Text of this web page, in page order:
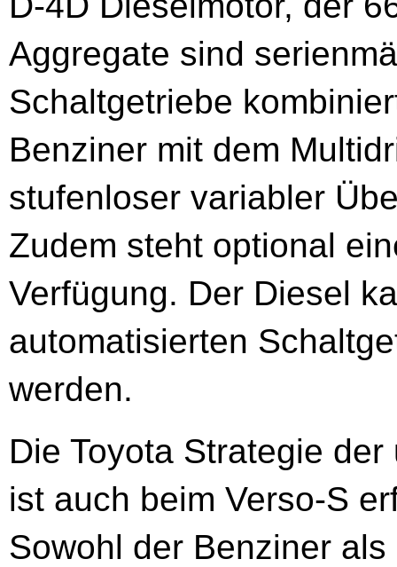
Aggregate sind
Schaltgetriebe
Benziner mit dem
stufenloser variabler
Zudem steht optional
Verfügung. Der Diesel
automatisierten
werden.
Die Toyota Strategie
ist auch beim Verso-S
Sowohl der Benziner